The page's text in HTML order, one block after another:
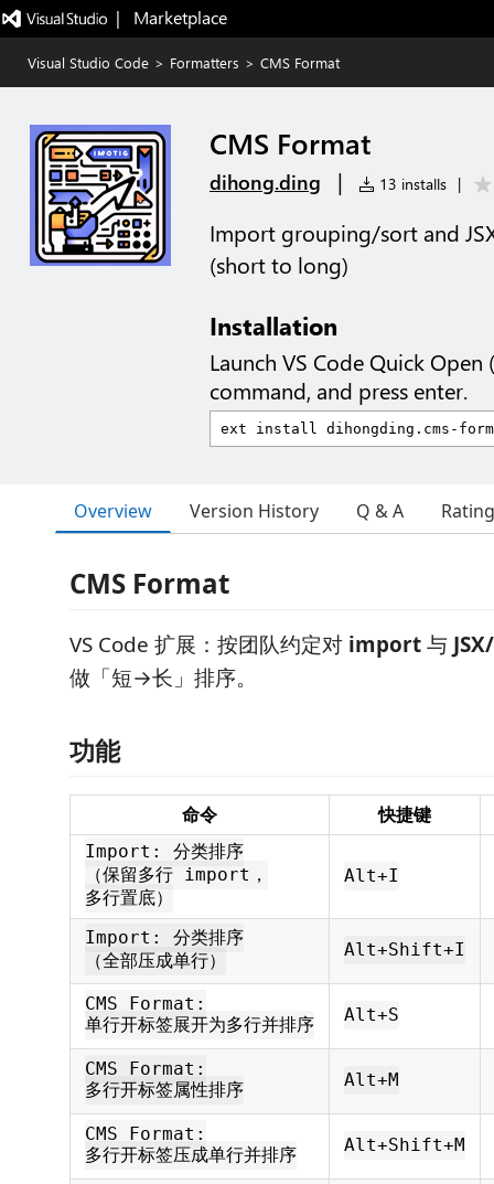
|   Marketplace
Visual Studio Code > Formatters > CMS Format
CMS Format
dihong.ding | 13 installs |
Import grouping/sort and
(short to long)
Installation
Launch VS Code Quick Open (
command, and press enter.
Overview Version History Q & A
CMS Format
VS Code 扩展：按团队约定对 import与
做「短→长」排序。
功能
命令 快捷键
Import: 分类排序
（保留多行 import，
多行置底）
Alt+I
Import: 分类排序
（全部压成单行）
Alt+Shift+I
CMS Format:
单行开标签展开为多行并排序
Alt+S
CMS Format:
多行开标签属性排序
Alt+M
CMS Format:
多行开标签压成单行并排序
Alt+Shift+M